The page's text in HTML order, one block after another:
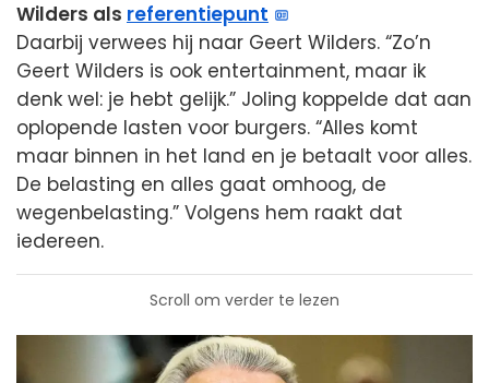
Wilders als referentiepunt
Daarbij verwees hij naar Geert Wilders. “Zo’n
Geert Wilders is ook entertainment, maar ik
denk wel: je hebt gelijk.” Joling koppelde dat aan
oplopende lasten voor burgers. “Alles komt
maar binnen in het land en je betaalt voor alles.
De belasting en alles gaat omhoog, de
wegenbelasting.” Volgens hem raakt dat
iedereen.
Scroll om verder te lezen